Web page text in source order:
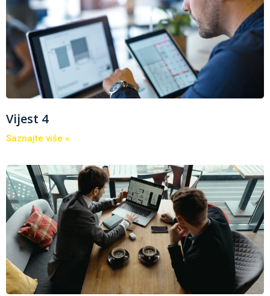
Vijest 4
Saznajte više »